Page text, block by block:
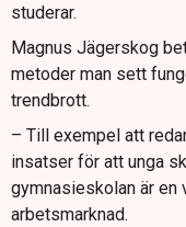
studerar.
Magnus Jägerskog
metoder man sett
trendbrott.
– Till exempel att
insatser för att unga
gymnasieskolan är en
arbetsmarknad.